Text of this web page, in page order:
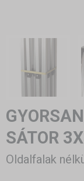
SÁTOR
Oldalfalak